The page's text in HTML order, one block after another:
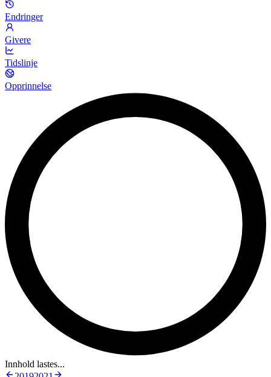
Endringer
Givere
Tidslinje
Opprinnelse
Innhold lastes...